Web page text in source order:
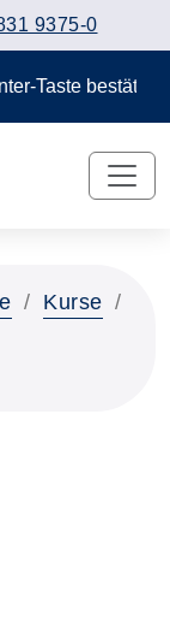
9375-0
Taste
Kurse